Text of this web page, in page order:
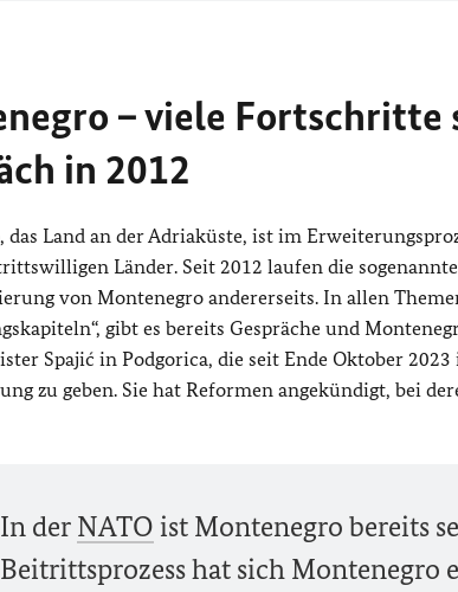
– viele Fortschritte
in 2012
das Land an der Adriaküste, ist im
Länder. Seit 2012 laufen die
von Montenegro andererseits. In allen
gibt es bereits Gespräche und
Spajić in Podgorica, die seit Ende Oktober
zu geben. Sie hat Reformen angekündigt, bei
In der NATO ist Montenegro bereits
Beitrittsprozess hat sich Montenegro